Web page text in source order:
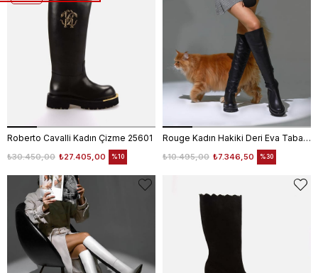
Roberto Cavalli Kadın Çizme 25601
₺27.405,00
₺30.450,00 %10
Rouge Kadın Hakiki Deri Eva Taban Siyah Günlük Çizme
₺7.346,50
₺10.495,00 %30